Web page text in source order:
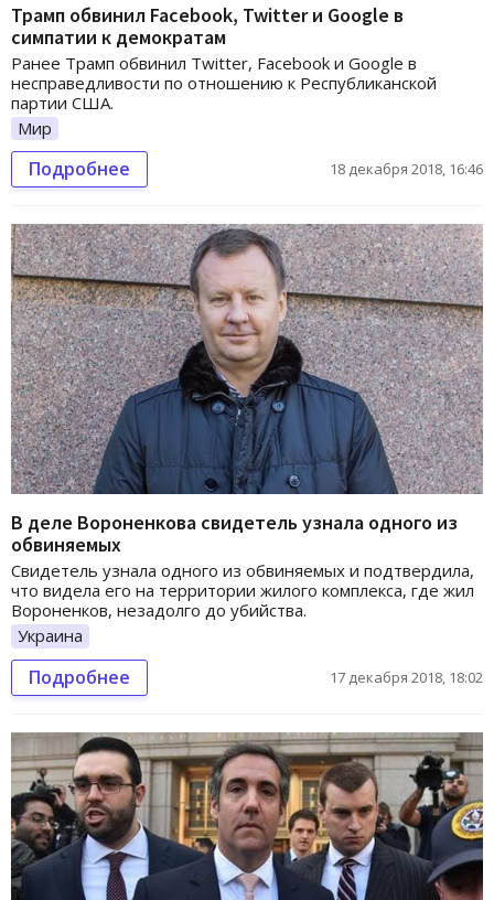
Трамп обвинил Facebook, Twitter и Google в
симпатии к демократам
Ранее Трамп обвинил Twitter, Facebook и Google в
несправедливости по отношению к Республиканской
партии США.
Мир
Подробнее 18 декабря 2018, 16:46
В деле Вороненкова свидетель узнала одного из
обвиняемых
Свидетель узнала одного из обвиняемых и подтвердила,
что видела его на территории жилого комплекса, где жил
Вороненков, незадолго до убийства.
Украина
Подробнее 17 декабря 2018, 18:02